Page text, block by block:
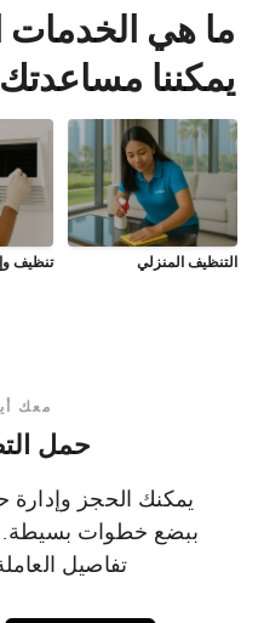
ما هي الخدمات
يمكننا
التنظيف المنزلي تنظيف
معك
حمل
يمكنك الحجز
ببضع خطوات بسيطة.
تفاصيل